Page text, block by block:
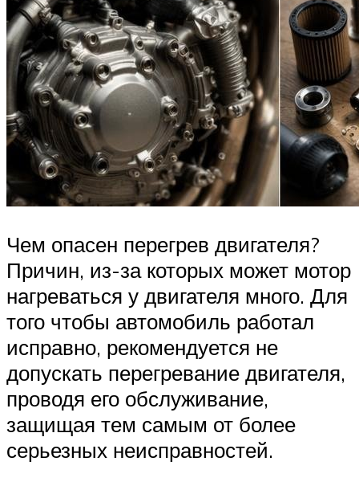
Чем опасен перегрев двигателя?
Причин, из-за которых может мотор
нагреваться у двигателя много. Для
того чтобы автомобиль работал
исправно, рекомендуется не
допускать перегревание двигателя,
проводя его обслуживание,
защищая тем самым от более
серьезных неисправностей.